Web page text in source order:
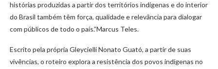
histórias produzidas a partir dos territórios indígenas e do interior
do Brasil também têm força, qualidade e relevância para dialogar
com públicos de todo o país.”Marcus Teles.
Escrito pela própria Gleycielli Nonato Guató, a partir de suas
vivências, o roteiro explora a resistência dos povos indígenas no